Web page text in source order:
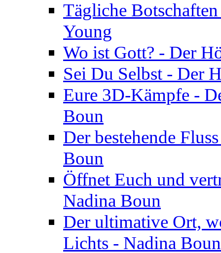
Tägliche
Young
Wo ist Gott? - Der
Sei Du Selbst - Der
Eure 3D-Kämpfe -
Boun
Der bestehende
Boun
Öffnet Euch und
Nadina Boun
Der ultimative Ort,
Lichts - Nadina Boun